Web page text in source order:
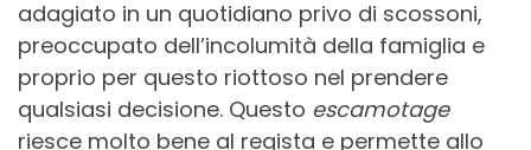
adagiato in un quotidiano privo di scossoni,
preoccupato dell’incolumità della famiglia e
proprio per questo riottoso nel prendere
qualsiasi decisione. Questo escamotage
riesce molto bene al regista e permette allo